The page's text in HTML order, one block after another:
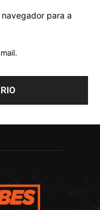
para a